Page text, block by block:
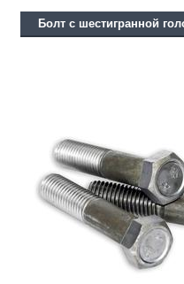
Болт с шестигранной